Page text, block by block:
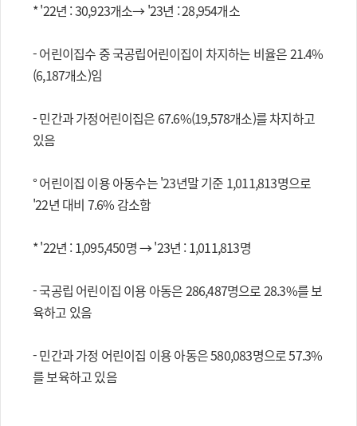
* '22년 : 30,923개소→ '23년 : 28,954개소
- 어린이집수 중 국공립어린이집이 차지하는 비율은 21.4%
(6,187개소)임
- 민간과 가정어린이집은 67.6%(19,578개소)를 차지하고
있음
° 어린이집 이용 아동수는 '23년말 기준 1,011,813명으로
'22년 대비 7.6% 감소함
* '22년 : 1,095,450명 → '23년 : 1,011,813명
- 국공립 어린이집 이용 아동은 286,487명으로 28.3%를 보
육하고 있음
- 민간과 가정 어린이집 이용 아동은 580,083명으로 57.3%
를 보육하고 있음